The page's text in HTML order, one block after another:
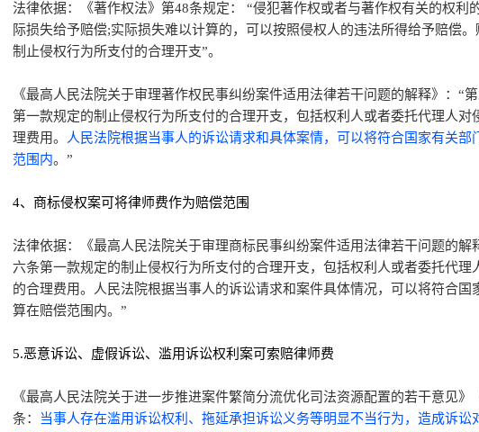
法律依据：《著作权法》第48条规定： “侵犯著作权或者与著作权有关的权利
际损失给予赔偿;实际损失难以计算的，可以按照侵权人的违法所得给予赔偿
制止侵权行为所支付的合理开支”。
《最高人民法院关于审理著作权民事纠纷案件适用法律若干问题的解释》：“
第一款规定的制止侵权行为所支付的合理开支，包括权利人或者委托代理人对
理费用。
人民法院根据当事人的诉讼请求和具体案情，可以将符合国家有关部
范围内。”
4、商标侵权案可将律师费作为赔偿范围
法律依据：《最高人民法院关于审理商标民事纠纷案件适用法律若干问题的解
六条第一款规定的制止侵权行为所支付的合理开支，包括权利人或者委托代理
的合理费用。人民法院根据当事人的诉讼请求和案件具体情况，可以将符合国
算在赔偿范围内。”
5.恶意诉讼、虚假诉讼、滥用诉讼权利案可索赔律师费
《最高人民法院关于进一步推进案件繁简分流优化司法资源配置的若干意见》
条：
当事人存在滥用诉讼权利、拖延承担诉讼义务等明显不当行为，造成诉讼